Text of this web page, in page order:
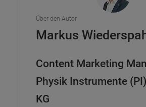
Über den Autor
Markus
Content Marketing
Physik Instrumente
KG